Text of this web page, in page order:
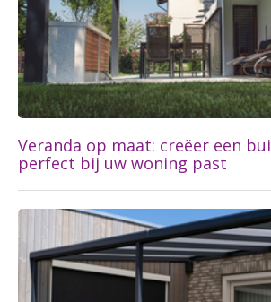
Veranda op maat: creëer een
perfect bij uw woning past